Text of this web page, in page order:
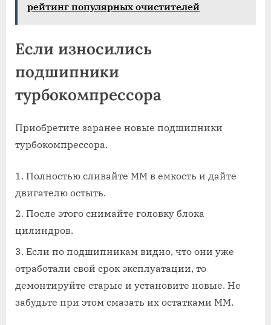
рейтинг популярных очистителей
Если износились
подшипники
турбокомпрессора
Приобретите заранее новые подшипники
турбокомпрессора.
Полностью сливайте ММ в емкость и дайте
двигателю остыть.
После этого снимайте головку блока
цилиндров.
Если по подшипникам видно, что они уже
отработали свой срок эксплуатации, то
демонтируйте старые и установите новые. Не
забудьте при этом смазать их остатками ММ.